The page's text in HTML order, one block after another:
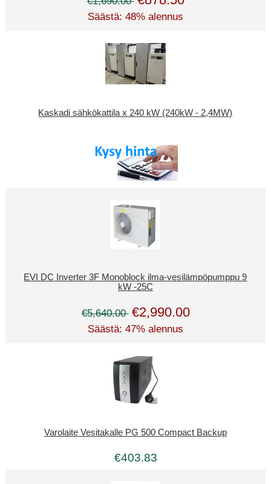
Säästä: 48% alennus
Kaskadi sähkökattila x 240 kW (240kW - 2,4MW)
EVI DC Inverter 3F Monoblock ilma-vesilämpöpumppu 9
kW -25C
€5,640.00 €2,990.00
Säästä: 47% alennus
Varolaite Vesitakalle PG 500 Compact Backup
€403.83